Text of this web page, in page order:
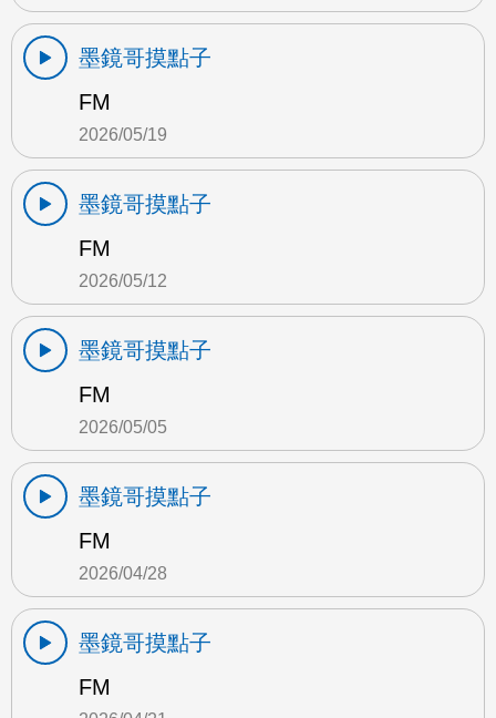
墨鏡哥摸點子
FM
2026/05/19
墨鏡哥摸點子
FM
2026/05/12
墨鏡哥摸點子
FM
2026/05/05
墨鏡哥摸點子
FM
2026/04/28
墨鏡哥摸點子
FM